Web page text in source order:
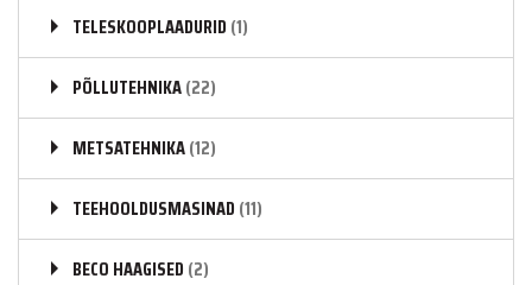
TELESKOOPLAADURID (1)
PÕLLUTEHNIKA(22)
METSATEHNIKA(12)
TEEHOOLDUSMASINAD (11)
BECO HAAGISED (2)